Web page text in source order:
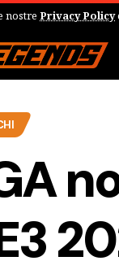
nostre Privacy Policy